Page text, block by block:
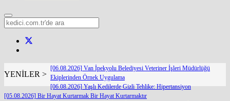
YENİLER >
[06.08.2026] Van İpekyolu Belediyesi Veteriner İşleri Müdürlüğü
Ekiplerinden Örnek Uygulama
[06.08.2026] Yaşlı Kedilerde Gizli Tehlike: Hipertansiyon
[05.08.2026] Bir Hayat Kurtarmak Bir Hayat Kurtarmaktır